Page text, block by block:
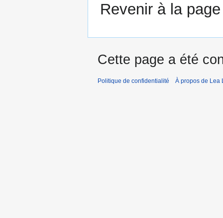
Revenir à la
Cette page a été
Politique de confidentialité À propos de Lea